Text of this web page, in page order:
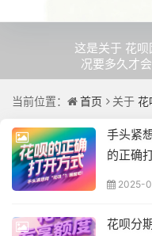
这是关于 花
况要多久才
当前位置： 首页 关于 花
手头紧
的正确
2025-
花呗分